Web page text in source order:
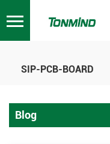
SIP-PCB-BOARD
Blog